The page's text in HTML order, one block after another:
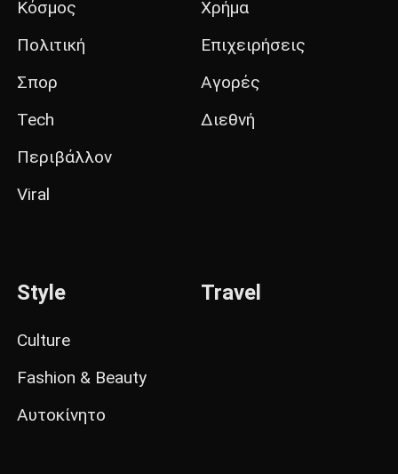
Κόσμος
Πολιτική
Σπορ
Tech
Περιβάλλον
Viral
Χρήμα
Επιχειρήσεις
Αγορές
Διεθνή
Style
Culture
Fashion & Beauty
Αυτοκίνητο
Travel